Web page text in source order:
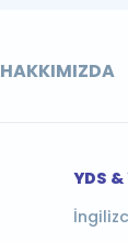
HAKKIMIZDA
YDS